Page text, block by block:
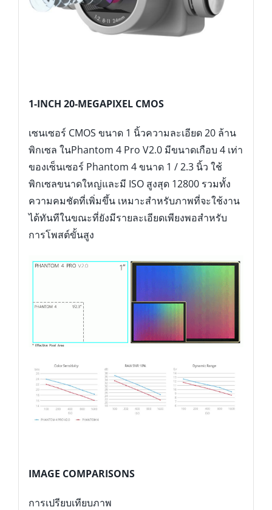
1-INCH 20-MEGAPIXEL CMOS
เซนเซอร์ CMOS ขนาด 1 นิ้วความละเอียด 20 ล้าน
พิกเซล ในPhantom 4 Pro V2.0 มีขนาดเกือบ 4 เท่า
ของเซ็นเซอร์ Phantom 4 ขนาด 1 / 2.3 นิ้ว ใช้
พิกเซลขนาดใหญ่และมี ISO สูงสุด 12800 รวมทั้ง
ความคมชัดที่เพิ่มขึ้น เหมาะสำหรับภาพที่จะใช้งาน
ได้ทันทีในขณะที่ยังมีรายละเอียดเพียงพอสำหรับ
การโพสต์ขั้นสูง
IMAGE COMPARISONS
การเปรียบเทียบภาพ